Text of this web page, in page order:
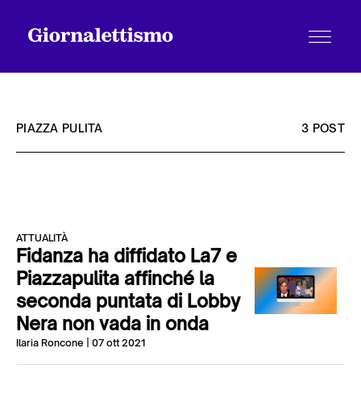
Chi siamo
Contatti
PIAZZA PULITA 3 POST
ATTUALITÀ
Fidanza ha diffidato La7 e
Piazzapulita affinché la
seconda puntata di Lobby
Nera non vada in onda
Ilaria Roncone | 07 ott 2021